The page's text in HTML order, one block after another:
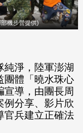
機步營提供)
純淨，陸軍澎湖
團體「曉水珠心
宣導，由團長周
例分享、影片欣
官兵建立正確法